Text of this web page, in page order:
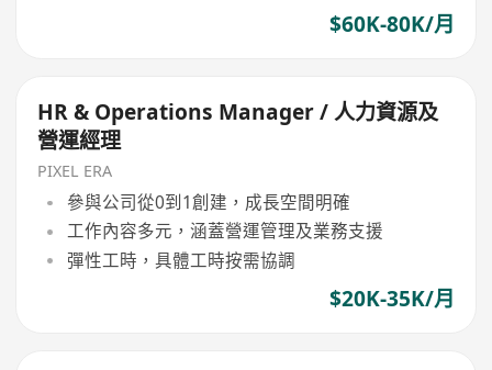
$60K-80K/月
HR & Operations Manager / 人力資源及
營運經理
PIXEL ERA
參與公司從0到1創建，成長空間明確
工作內容多元，涵蓋營運管理及業務支援
彈性工時，具體工時按需協調
$20K-35K/月